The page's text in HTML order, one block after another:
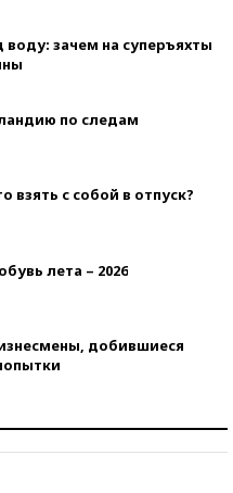
воду: зачем на суперъяхты
по следам
с собой в отпуск?
лета – 2026
добившиеся